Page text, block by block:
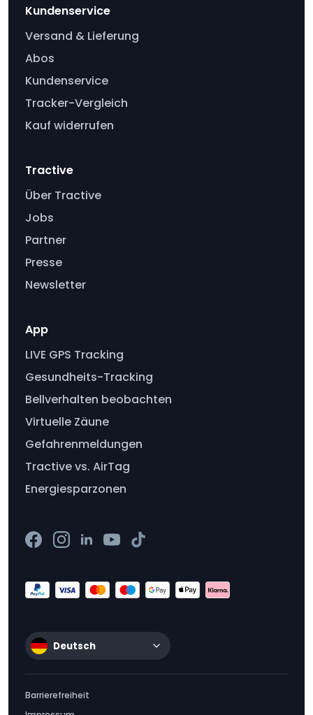
Kundenservice
Versand & Lieferung
Abos
Kundenservice
Tracker-Vergleich
Kauf widerrufen
Tractive
Über Tractive
Jobs
Partner
Presse
Newsletter
App
LIVE GPS Tracking
Gesundheits-Tracking
Bellverhalten beobachten
Virtuelle Zäune
Gefahrenmeldungen
Tractive vs. AirTag
Energiesparzonen
Deutsch
Barrierefreiheit